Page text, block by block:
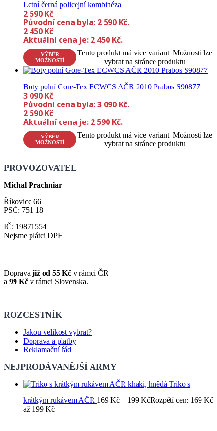
Letní černá policejní kombinéza
2 590Kč
Původní cena byla: 2 590 Kč.
2 450 Kč
Aktuální cena je: 2 450 Kč.
VÝBĚR
MOŽNOSTÍ
Tento produkt má více variant. Možnosti lze
vybrat na stránce produktu
Boty polní Gore-Tex ECWCS AČR 2010 Prabos S90877
3 090Kč
Původní cena byla: 3 090 Kč.
2 590 Kč
Aktuální cena je: 2 590 Kč.
VÝBĚR
MOŽNOSTÍ
Tento produkt má více variant. Možnosti lze
vybrat na stránce produktu
PROVOZOVATEL
Michal Prachniar
Říkovice 66
PSČ: 751 18
IČ: 19871554
Nejsme plátci DPH
Doprava již od 55 Kč v rámci ČR
a 99 Kč v rámci Slovenska.
ROZCESTNÍK
Jakou velikost vybrat?
Doprava a platby
Reklamační řád
NEJPRODÁVANĚJŠÍ ARMY
Triko s
krátkým rukávem AČR 169 Kč – 199 KčRozpětí cen: 169 Kč
až 199 Kč